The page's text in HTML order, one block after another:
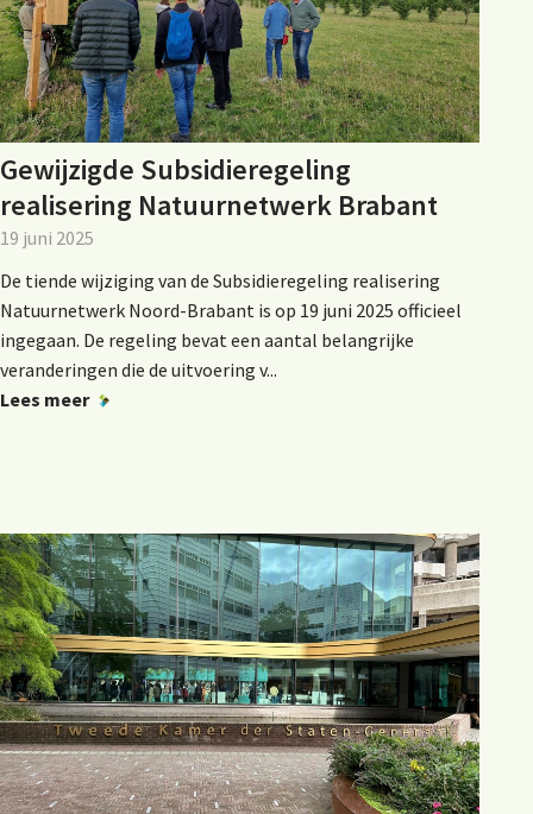
Gewijzigde Subsidieregeling
realisering Natuurnetwerk Brabant
19 juni 2025
De tiende wijziging van de Subsidieregeling realisering
Natuurnetwerk Noord-Brabant is op 19 juni 2025 officieel
ingegaan. De regeling bevat een aantal belangrijke
veranderingen die de uitvoering v...
Lees meer